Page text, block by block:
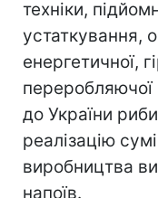
техніки,
устаткування,
енергетичної,
переробляючої
до України
реалізацію
виробництва
напоїв.